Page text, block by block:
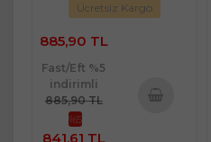
Ücretsiz Kargo
885,90 TL
Fast/Eft %5
indirimli
885,90 TL
%5
841,61 TL